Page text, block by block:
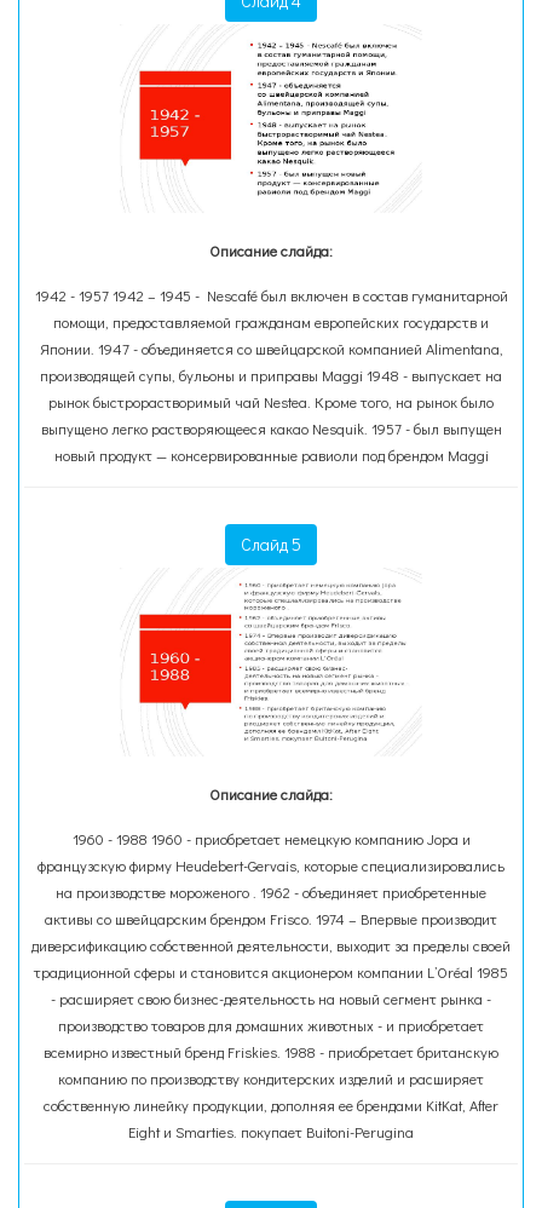
Описание слайда:
1942 - 1957 1942 – 1945 - Nescafé был включен в состав гуманитарной
помощи, предоставляемой гражданам европейских государств и
Японии. 1947 - объединяется со швейцарской компанией Alimentana,
производящей супы, бульоны и приправы Maggi 1948 - выпускает на
рынок быстрорастворимый чай Nestea. Кроме того, на рынок было
выпущено легко растворяющееся какао Nesquik. 1957 - был выпущен
новый продукт — консервированные равиоли под брендом Maggi
Слайд 5
Описание слайда:
1960 - 1988 1960 - приобретает немецкую компанию Jopa и
французскую фирму Heudebert-Gervais, которые специализировались
на производстве мороженого . 1962 - объединяет приобретенные
активы со швейцарским брендом Frisco. 1974 – Впервые производит
диверсификацию собственной деятельности, выходит за пределы своей
традиционной сферы и становится акционером компании L’Oréal 1985
- расширяет свою бизнес-деятельность на новый сегмент рынка -
производство товаров для домашних животных - и приобретает
всемирно известный бренд Friskies. 1988 - приобретает британскую
компанию по производству кондитерских изделий и расширяет
собственную линейку продукции, дополняя ее брендами KitKat, After
Eight и Smarties. покупает Buitoni-Perugina